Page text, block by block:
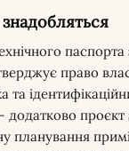
паспорта
право
та
проєкт
планування